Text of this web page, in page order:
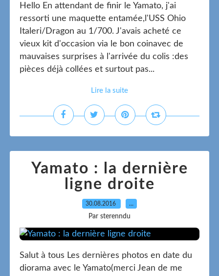
Hello En attendant de finir le Yamato, j'ai
ressorti une maquette entamée,l'USS Ohio
Italeri/Dragon au 1/700. J'avais acheté ce
vieux kit d'occasion via le bon coinavec de
mauvaises surprises à l'arrivée du colis :des
pièces déjà collées et surtout pas...
Lire la suite
Yamato : la dernière
ligne droite
30.08.2016 …
Par sterenndu
Salut à tous Les dernières photos en date du
diorama avec le Yamato(merci Jean de me